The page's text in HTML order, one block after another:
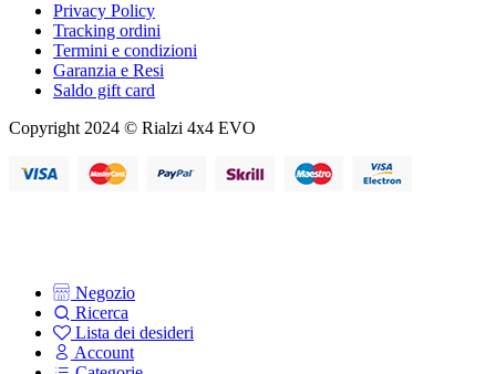
Privacy Policy
Tracking ordini
Termini e condizioni
Garanzia e Resi
Saldo gift card
Copyright 2024 © Rialzi 4x4 EVO
Negozio
Ricerca
Lista dei desideri
Account